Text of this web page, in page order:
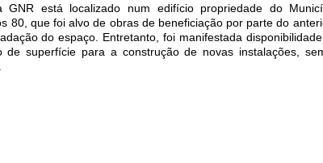
está localizado num edifício propriedade do
80, que foi alvo de obras de beneficiação por parte do
do espaço. Entretanto, foi manifestada
de superfície para a construção de novas instalações,